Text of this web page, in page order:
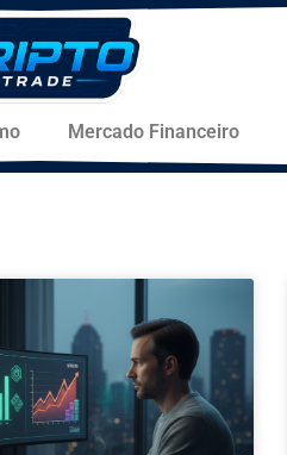
Mercado Financeiro